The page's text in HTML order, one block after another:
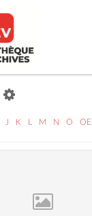
J K L M N O OE